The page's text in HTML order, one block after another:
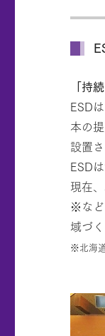
「持
ESD
本の
設置
ESD
現在
※など
域づ
※北海